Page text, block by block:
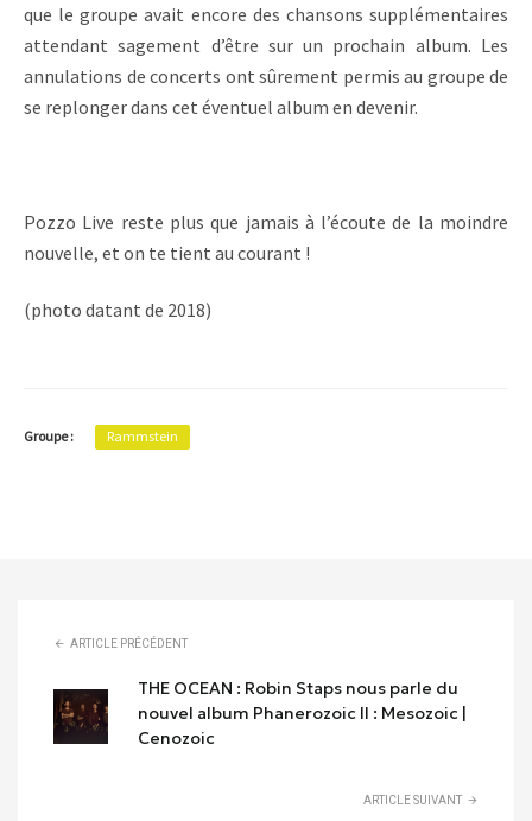
que le groupe avait encore des chansons supplémentaires
attendant sagement d’être sur un prochain album. Les
annulations de concerts ont sûrement permis au groupe de
se replonger dans cet éventuel album en devenir.
Pozzo Live reste plus que jamais à l’écoute de la moindre
nouvelle, et on te tient au courant !
(photo datant de 2018)
Groupe : Rammstein
ARTICLE PRÉCÉDENT
THE OCEAN : Robin Staps nous parle du
nouvel album Phanerozoic II : Mesozoic |
Cenozoic
ARTICLE SUIVANT